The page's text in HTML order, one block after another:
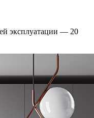
эксплуатации — 20